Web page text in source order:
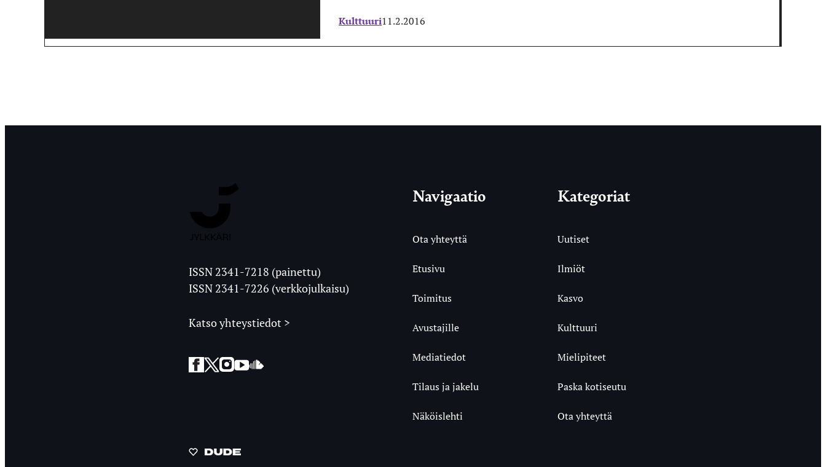
Kulttuuri11.2.2016
Ylioppilaslehti
ISSN 2341-7218 (painettu)
ISSN 2341-7226 (verkkojulkaisu)
Katso yhteystiedot >
Facebook
Twitter
Instagram
YouTubeSoundCloud
Navigaatio
Ota yhteyttä
Etusivu
Toimitus
Avustajille
Mediatiedot
Tilaus ja jakelu
Näköislehti
Kategoriat
Uutiset
Ilmiöt
Kasvo
Kulttuuri
Mielipiteet
Paska kotiseutu
Ota yhteyttä